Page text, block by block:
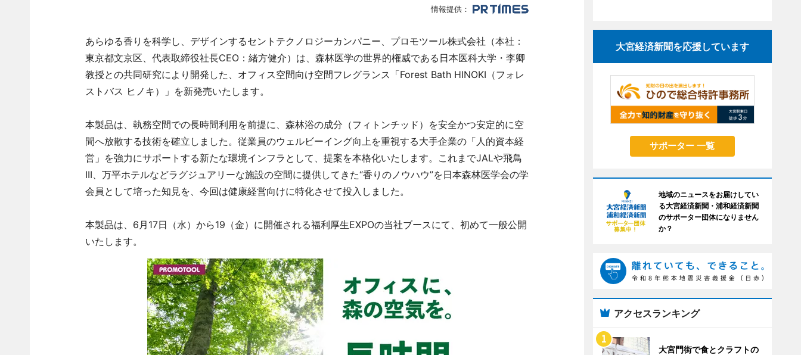
情報提供：
あらゆる香りを科学し、デザインするセントテクノロジーカンパニー、プロモツール株式会社（本社：
東京都文京区、代表取締役社長CEO：緒方健介）は、森林医学の世界的権威である日本医科大学・李卿
教授との共同研究により開発した、オフィス空間向け空間フレグランス「Forest Bath HINOKI（フォレ
ストバス ヒノキ）」を新発売いたします。
本製品は、執務空間での長時間利用を前提に、森林浴の成分（フィトンチッド）を安全かつ安定的に空
間へ放散する技術を確立しました。従業員のウェルビーイング向上を重視する大手企業の「人的資本経
営」を強力にサポートする新たな環境インフラとして、提案を本格化いたします。これまでJALや飛鳥
III、万平ホテルなどラグジュアリーな施設の空間に提供してきた“香りのノウハウ”を日本森林医学会の学
会員として培った知見を、今回は健康経営向けに特化させて投入しました。
本製品は、6月17日（水）から19（金）に開催される福利厚生EXPOの当社ブースにて、初めて一般公開
いたします。
大宮経済新聞を応援しています
サポーター 一覧
地域のニュースをお届けしてい
る大宮経済新聞・浦和経済新聞
のサポーター団体になりません
か？
アクセスランキング
大宮門街で食とクラフトの